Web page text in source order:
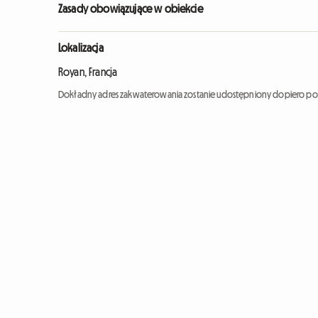
Zasady obowiązujące w obiekcie
Lokalizacja
Royan, Francja
Dokładny adres zakwaterowania zostanie udostępniony dopiero